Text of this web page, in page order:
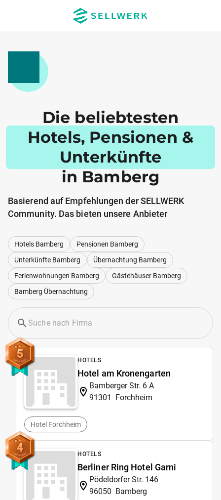
Die beliebtesten
Hotels, Pensionen &
Unterkünfte
in Bamberg
Basierend auf Empfehlungen der SELLWERK
Community. Das bieten unsere Anbieter
Hotels Bamberg
Pensionen Bamberg
Unterkünfte Bamberg
Übernachtung Bamberg
Ferienwohnungen Bamberg
Gästehäuser Bamberg
Bamberg Übernachtung
5 HOTELS
Hotel am Kronengarten
Bamberger Str. 6 A
91301
Forchheim
Hotel Forchheim
4 HOTELS
Berliner Ring Hotel Garni
Pödeldorfer Str. 146
96050 Bamberg